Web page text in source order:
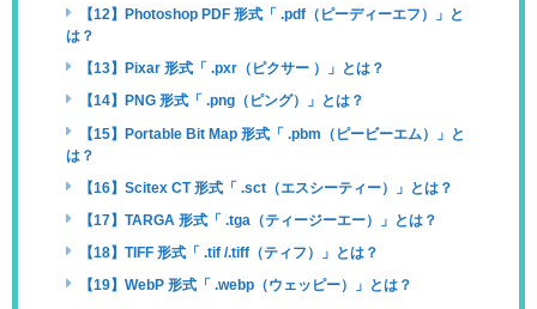
【12】Photoshop PDF 形式「 .pdf（ピーディーエフ）」と
は？
【13】Pixar 形式「 .pxr（ピクサー ）」とは？
【14】PNG 形式「 .png（ピング）」とは？
【15】Portable Bit Map 形式「 .pbm（ピービーエム）」と
は？
【16】Scitex CT 形式「 .sct（エスシーティー）」とは？
【17】TARGA 形式「 .tga（ティージーエー）」とは？
【18】TIFF 形式「 .tif /.tiff（ティフ）」とは？
【19】WebP 形式「 .webp（ウェッピー）」とは？